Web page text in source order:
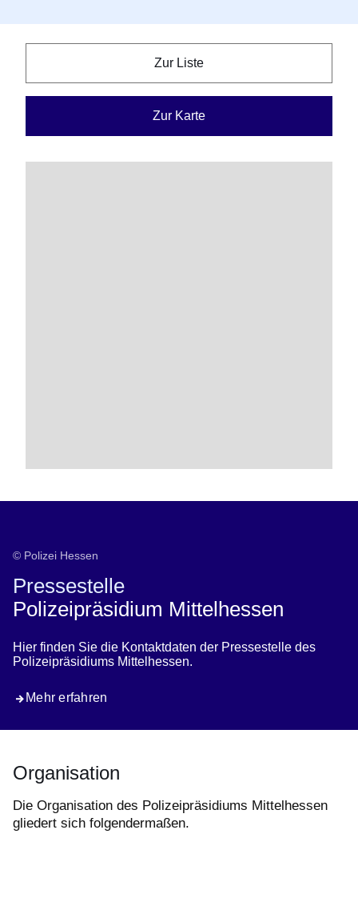
Zur Liste
Zur Karte
© Polizei Hessen
Pressestelle
Polizeipräsidium Mittelhessen
Hier finden Sie die Kontaktdaten der Pressestelle des
Polizeipräsidiums Mittelhessen.
Mehr erfahren
Organisation
Die Organisation des Polizeipräsidiums Mittelhessen
gliedert sich folgendermaßen.